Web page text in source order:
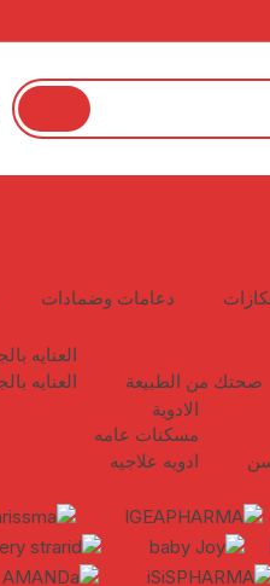
دعامات وضمادات
صحتك من الطبيعة
العنايه
العنايه
الادوية
مسكنات عامه
ادويه علاجيه